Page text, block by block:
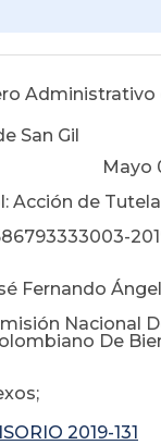
Administrativo
San Gil
Mayo
Acción de Tutela
Fernando
Nacional
De
2019-131